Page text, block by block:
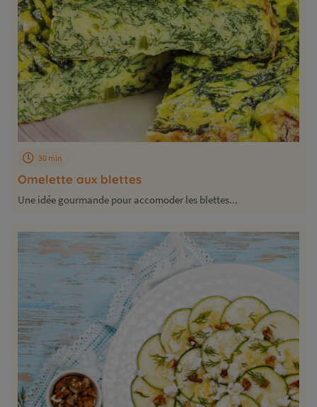
Omelette aux blettes
30 min
Une idée gourmande pour accomoder les blettes...